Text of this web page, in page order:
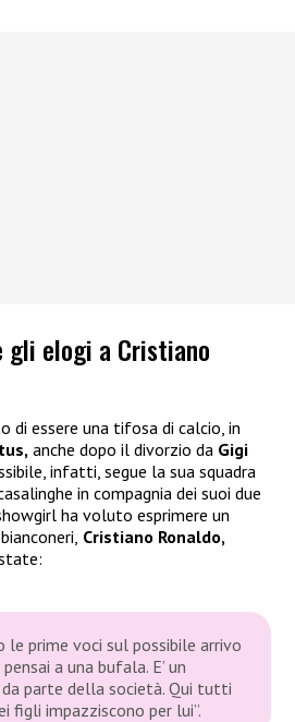
gli elogi a Cristiano
di essere una tifosa di calcio, in
anche dopo il divorzio da Gigi
infatti, segue la sua squadra
in compagnia dei suoi due
ha voluto esprimere un
Cristiano Ronaldo,
le prime voci sul possibile arrivo
a una bufala. E’ un
parte della società. Qui tutti
figli impazziscono per lui”.